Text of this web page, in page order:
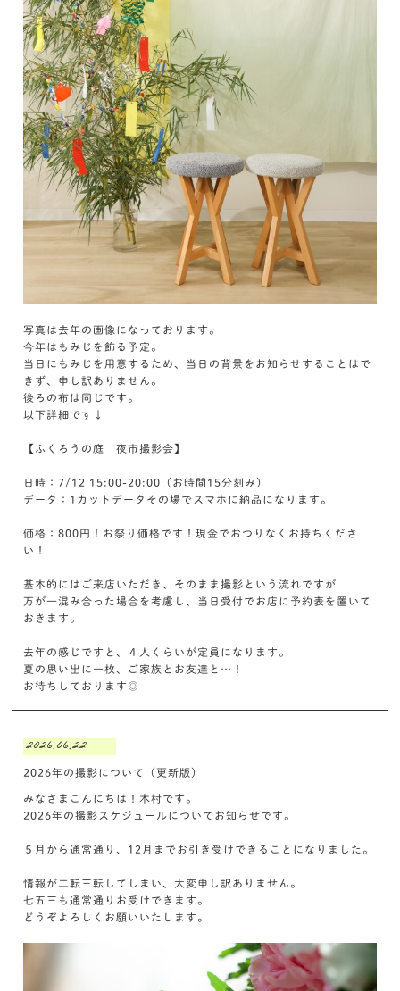
写真は去年の画像になっております。
今年はもみじを飾る予定。
当日にもみじを用意するため、当日の背景をお知らせすることはで
きず、申し訳ありません。
後ろの布は同じです。
以下詳細です↓
【ふくろうの庭 夜市撮影会】
日時：7/12 15:00-20:00（お時間15分刻み）
データ：1カットデータその場でスマホに納品になります。
価格：800円！お祭り価格です！現金でおつりなくお持ちくださ
い！
基本的にはご来店いただき、そのまま撮影という流れですが
万が一混み合った場合を考慮し、当日受付でお店に予約表を置いて
おきます。
去年の感じですと、４人くらいが定員になります。
夏の思い出に一枚、ご家族とお友達と…！
お待ちしております◎
2026.06.22
2026年の撮影について（更新版）
みなさまこんにちは！木村です。
2026年の撮影スケジュールについてお知らせです。
５月から通常通り、12月までお引き受けできることになりました。
情報が二転三転してしまい、大変申し訳ありません。
七五三も通常通りお受けできます。
どうぞよろしくお願いいたします。